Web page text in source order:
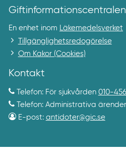
Giftinformationscentralen
En enhet inom Läkemedelsverket
Tillgänglighetsredogörelse
Om Kakor (Cookies)
Kontakt
Telefon: För sjukvården 010-456
Telefon: Administrativa
E-post: antidoter@gic.se